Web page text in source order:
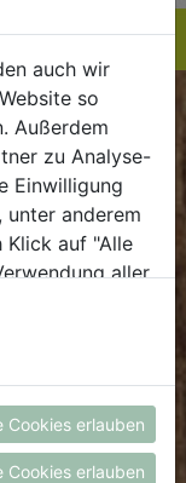
auch wir
so
Außerdem
zu Analyse-
Einwilligung
anderem
Klick auf "Alle
aller
findest du alle
du kannst
erlauben
Cookies erlauben
Cookies erlauben